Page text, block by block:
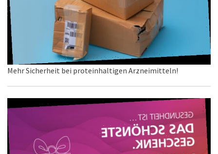
Mehr Sicherheit bei proteinhaltigen Arzneimitteln!